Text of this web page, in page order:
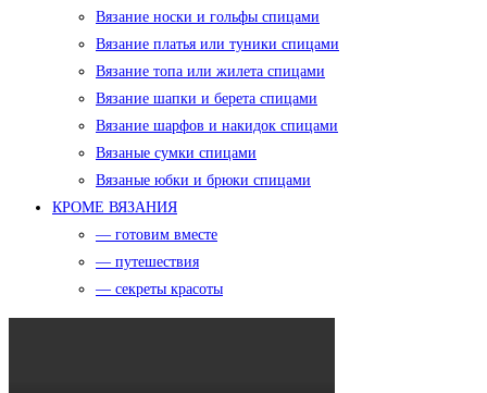
Вязание носки и гольфы спицами
Вязание платья или туники спицами
Вязание топа или жилета спицами
Вязание шапки и берета спицами
Вязание шарфов и накидок спицами
Вязаные сумки спицами
Вязаные юбки и брюки спицами
КРОМЕ ВЯЗАНИЯ
— готовим вместе
— путешествия
— секреты красоты